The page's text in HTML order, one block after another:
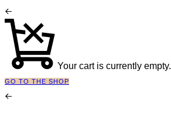
Your cart is currently empty.
GO TO THE SHOP